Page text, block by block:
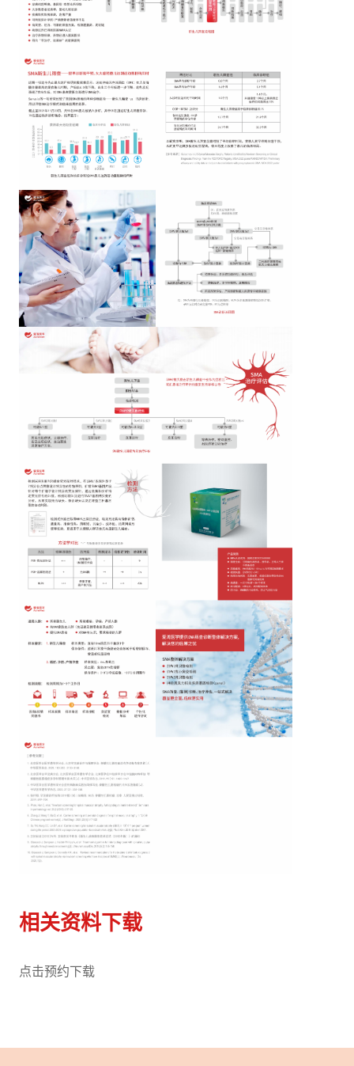
相关资料下载
点击预约下载